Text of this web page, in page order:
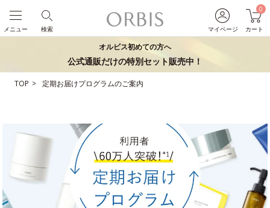
マイページ
0
カート
検索
メニュー
オルビス初めての方へ
公式通販だけの特別セット販売中！
TOP 定期お届けプログラムのご案内